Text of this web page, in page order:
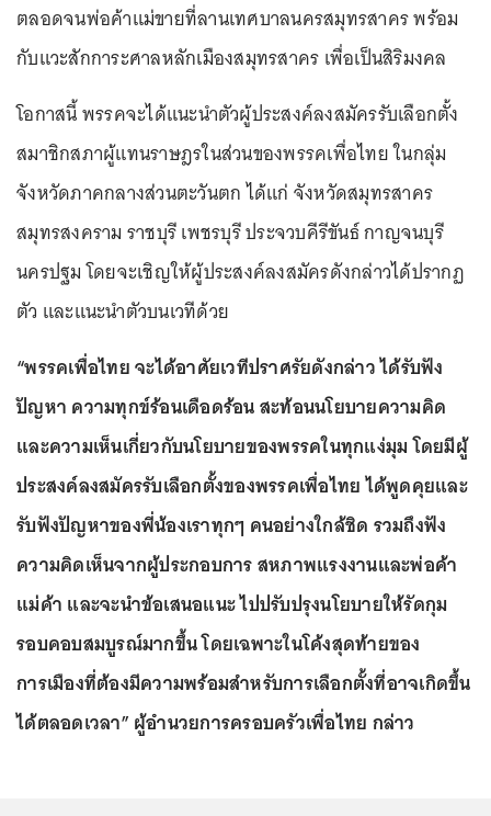
ตลอดจนพ่อค้าแม่ขายที่ลานเทศบาลนครสมุทรสาคร พร้อม
กับแวะสักการะศาลหลักเมืองสมุทรสาคร เพื่อเป็นสิริมงคล
โอกาสนี้ พรรคจะได้แนะนำตัวผู้ประสงค์ลงสมัครรับเลือกตั้ง
สมาชิกสภาผู้แทนราษฎรในส่วนของพรรคเพื่อไทย ในกลุ่ม
จังหวัดภาคกลางส่วนตะวันตก ได้แก่ จังหวัดสมุทรสาคร
สมุทรสงคราม ราชบุรี เพชรบุรี ประจวบคีรีขันธ์ กาญจนบุรี
นครปฐม โดยจะเชิญให้ผู้ประสงค์ลงสมัครดังกล่าวได้ปรากฏ
ตัว และแนะนำตัวบนเวทีด้วย
“พรรคเพื่อไทย จะได้อาศัยเวทีปราศรัยดังกล่าว ได้รับฟัง
ปัญหา ความทุกข์ร้อนเดือดร้อน สะท้อนนโยบายความคิด
และความเห็นเกี่ยวกับนโยบายของพรรคในทุกแง่มุม โดยมีผู้
ประสงค์ลงสมัครรับเลือกตั้งของพรรคเพื่อไทย ได้พูดคุยและ
รับฟังปัญหาของพี่น้องเราทุกๆ คนอย่างใกล้ชิด รวมถึงฟัง
ความคิดเห็นจากผู้ประกอบการ สหภาพแรงงานและพ่อค้า
แม่ค้า และจะนำข้อเสนอแนะ ไปปรับปรุงนโยบายให้รัดกุม
รอบคอบสมบูรณ์มากขึ้น โดยเฉพาะในโค้งสุดท้ายของ
การเมืองที่ต้องมีความพร้อมสำหรับการเลือกตั้งที่อาจเกิดขึ้น
ได้ตลอดเวลา” ผู้อำนวยการครอบครัวเพื่อไทย กล่าว